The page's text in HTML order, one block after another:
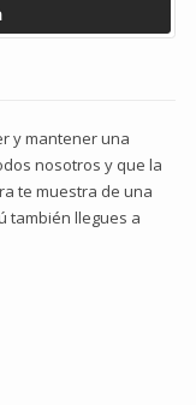
y mantener una
nosotros y que la
te muestra de una
también llegues a